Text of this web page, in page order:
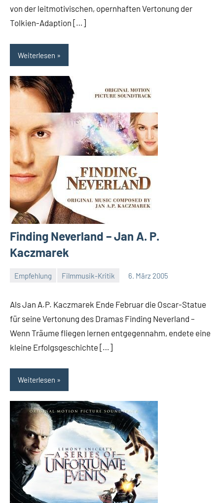
von der leitmotivischen, opernhaften Vertonung der
Tolkien-Adaption […]
Weiterlesen
Finding Neverland – Jan A. P.
Kaczmarek
Empfehlung Filmmusik-Kritik 6. März 2005
Als Jan A.P. Kaczmarek Ende Februar die Oscar-Statue
für seine Vertonung des Dramas Finding Neverland –
Wenn Träume fliegen lernen entgegennahm, endete eine
kleine Erfolgsgeschichte […]
Weiterlesen